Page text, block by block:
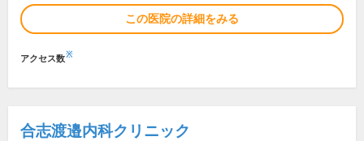
この医院の詳細をみる
アクセス数※
合志渡邉内科クリニック